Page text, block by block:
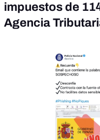
impuestos de
Agencia